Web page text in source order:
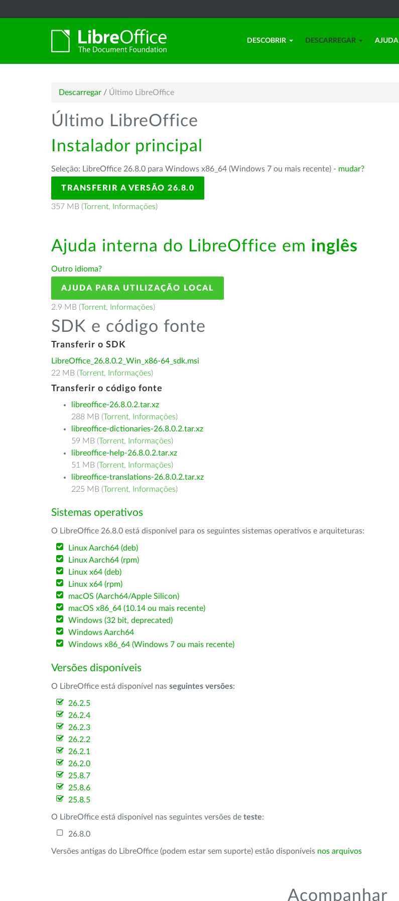
DESCOBRIR DESCARREGAR AJUDA
Descarregar / Último LibreOffice
Último LibreOffice
Instalador principal
Seleção: LibreOffice 26.8.0 para Windows x86_64 (Windows 7 ou mais recente) - mudar?
TRANSFERIR A VERSÃO 26.8.0
357 MB (Torrent, Informações)
Ajuda interna do LibreOffice em inglês
Outro idioma?
AJUDA PARA UTILIZAÇÃO LOCAL
2.9 MB (Torrent, Informações)
SDK e código fonte
Transferir o SDK
LibreOffice_26.8.0.2_Win_x86-64_sdk.msi
22 MB (Torrent, Informações)
Transferir o código fonte
libreoffice-26.8.0.2.tar.xz
288 MB (Torrent, Informações)
libreoffice-dictionaries-26.8.0.2.tar.xz
59 MB (Torrent, Informações)
libreoffice-help-26.8.0.2.tar.xz
51 MB (Torrent, Informações)
libreoffice-translations-26.8.0.2.tar.xz
225 MB (Torrent, Informações)
Sistemas operativos
O LibreOffice 26.8.0 está disponível para os seguintes sistemas operativos e arquiteturas:
Linux Aarch64 (deb)
Linux Aarch64 (rpm)
Linux x64 (deb)
Linux x64 (rpm)
macOS (Aarch64/Apple Silicon)
macOS x86_64 (10.14 ou mais recente)
Windows (32 bit, deprecated)
Windows Aarch64
Windows x86_64 (Windows 7 ou mais recente)
Versões disponíveis
O LibreOffice está disponível nas seguintes versões:
26.2.5
26.2.4
26.2.3
26.2.2
26.2.1
26.2.0
25.8.7
25.8.6
25.8.5
O LibreOffice está disponível nas seguintes versões de teste:
26.8.0
Versões antigas do LibreOffice (podem estar sem suporte) estão disponíveis nos arquivos
Acompanhar